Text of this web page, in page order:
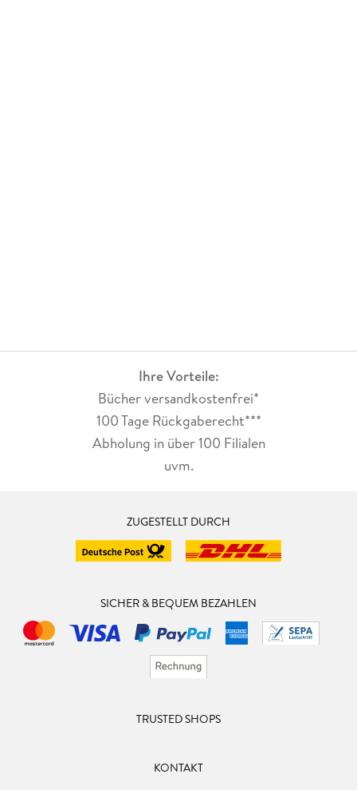
Ihre Vorteile:
Bücher versandkostenfrei*
100 Tage Rückgaberecht***
Abholung in über 100 Filialen
uvm.
ZUGESTELLT DURCH
SICHER & BEQUEM BEZAHLEN
TRUSTED SHOPS
KONTAKT